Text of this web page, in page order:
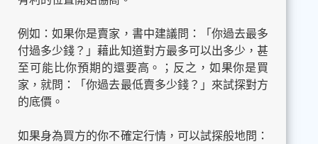
例如：如果你是賣家，書中建議問：「你過去最多
付過多少錢？」藉此知道對方最多可以出多少，甚
至可能比你預期的還要高。；反之，如果你是買
家，就問：「你過去最低賣多少錢？」來試探對方
的底價。
如果身為買方的你不確定行情，可以試探般地問：